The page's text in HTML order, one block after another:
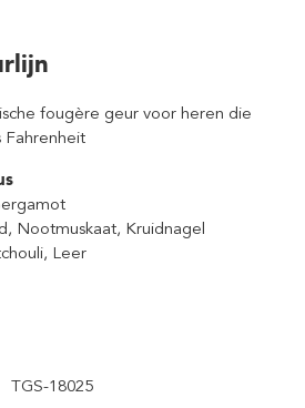
fougère geur voor heren die
Fahrenheit
Nootmuskaat, Kruidnagel
Leer
TGS-18025